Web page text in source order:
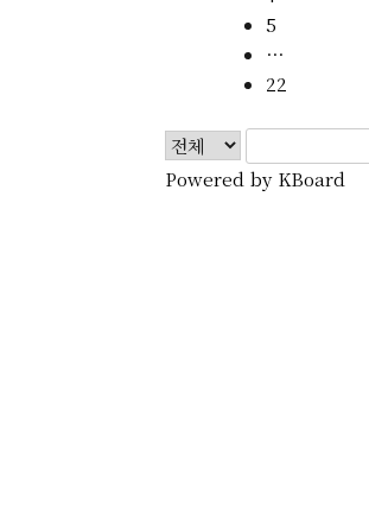
5
⋯
22
Powered by KBoard